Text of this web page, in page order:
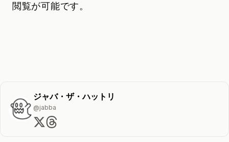
閲覧が可能です。
ジャバ・ザ・ハットリ
@jabba